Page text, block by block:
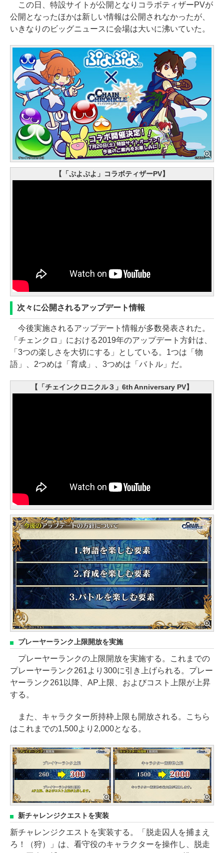
この日、特設サイトが公開となりコラボティザーPVが
公開となったほかは新しい情報は公開されなかったが、
いきなりのビッグニュースに会場は大いに沸いていた。
【「ぷよぷよ」コラボティザーPV】
次々に公開されるアップデート情報
今後実施されるアップデート情報が多数発表された。
「チェンクロ」における2019年のアップデート方針は、
「3つの楽しさを大切にする」としている。1つは「物
語」、2つめは「育成」、3つめは「バトル」だ。
【「チェインクロニクル３」6th Anniversary PV】
プレーヤーランク上限開放を実施
プレーヤーランクの上限開放を実施する。これまでの
プレーヤーランク261より300に引き上げられる。プレー
ヤーランク261以降、AP上限、およびコスト上限が上昇
する。
また、キャラクター所持枠上限も開放される。こちら
はこれまでの1,500より2,000となる。
新チャレンジクエストを実装
新チャレンジクエストを実装する。「脱走囚人を捕まえ
ろ！（狩）」は、看守役のキャラクターを操作し、脱走